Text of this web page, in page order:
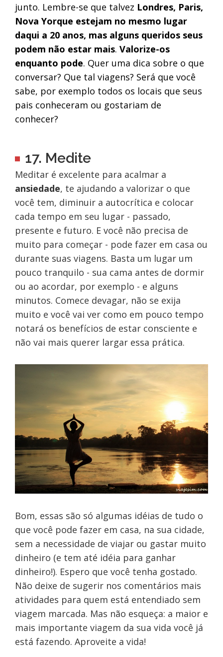
junto. Lembre-se que talvez Londres, Paris,
Nova Yorque estejam no mesmo lugar
daqui a 20 anos, mas alguns queridos seus
podem não estar mais. Valorize-os
enquanto pode. Quer uma dica sobre o que
conversar? Que tal viagens? Será que você
sabe, por exemplo todos os locais que seus
pais conheceram ou gostariam de
conhecer?
17. Medite
Meditar é excelente para acalmar a
ansiedade, te ajudando a valorizar o que
você tem, diminuir a autocrítica e colocar
cada tempo em seu lugar - passado,
presente e futuro. E você não precisa de
muito para começar - pode fazer em casa ou
durante suas viagens. Basta um lugar um
pouco tranquilo - sua cama antes de dormir
ou ao acordar, por exemplo - e alguns
minutos. Comece devagar, não se exija
muito e você vai ver como em pouco tempo
notará os benefícios de estar consciente e
não vai mais querer largar essa prática.
Bom, essas são só algumas idéias de tudo o
que você pode fazer em casa, na sua cidade,
sem a necessidade de viajar ou gastar muito
dinheiro (e tem até idéia para ganhar
dinheiro!). Espero que você tenha gostado.
Não deixe de sugerir nos comentários mais
atividades para quem está entendiado sem
viagem marcada. Mas não esqueça: a maior e
mais importante viagem da sua vida você já
está fazendo. Aproveite a vida!